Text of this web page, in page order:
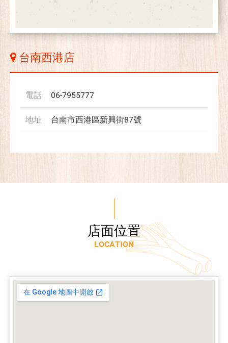
台南西港店
電話 06-7955777
地址 台南市西港區新興街87號
店面位置
LOCATION